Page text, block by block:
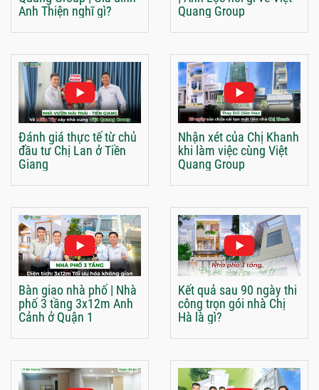
Anh Thiện nghĩ gì?
Quang Group
Đánh giá thực tế từ chủ
đầu tư Chị Lan ở Tiền
Giang
Nhận xét của Chị Khanh
khi làm việc cùng Việt
Quang Group
Bàn giao nhà phố | Nhà
phố 3 tầng 3x12m Anh
Cảnh ở Quận 1
Kết quả sau 90 ngày thi
công trọn gói nhà Chị
Hà là gì?